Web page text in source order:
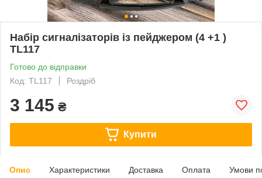
Набір сигналізаторів із пейджером (4 +1 )
TL117
Готово до відправки
Код: TL117
Роздріб
3 145 ₴
Купити
Опис Характеристики Доставка Оплата Умови